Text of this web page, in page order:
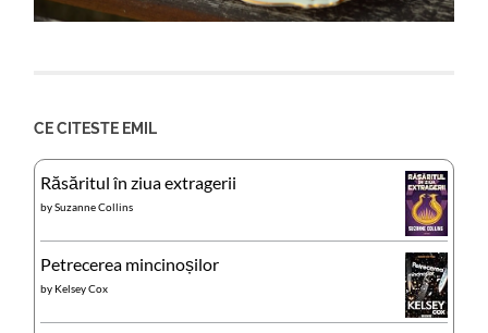
CE CITESTE EMIL
Răsăritul în ziua extragerii
bySuzanne Collins
Petrecerea mincinoșilor
by Kelsey Cox